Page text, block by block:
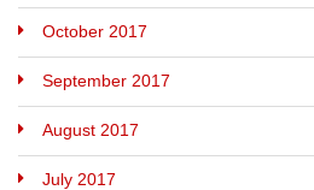
October 2017
September 2017
August 2017
July 2017